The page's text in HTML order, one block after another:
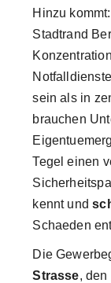
Hinzu
Stadtrand
sein als in
brauchen
Tegel einen
kennt und
Schaeden
Die
Strasse,